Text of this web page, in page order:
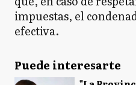
impuestas, el
efectiva.
Puede interesarte